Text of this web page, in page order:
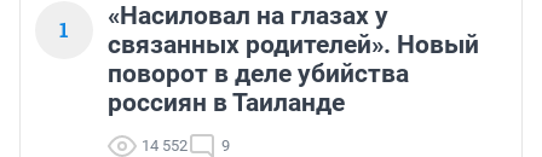
1
«Насиловал на глазах у
связанных родителей». Новый
поворот в деле убийства
россиян в Таиланде
14 552 9